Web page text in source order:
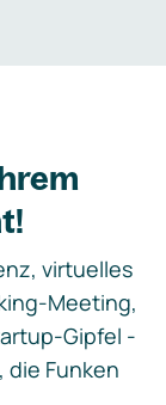
virtuelles
Meeting,
Gipfel -
die Funken